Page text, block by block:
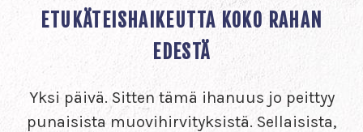
ETUKÄTEISHAIKEUTTA KOKO RAHAN
EDESTÄ
Yksi päivä. Sitten tämä ihanuus jo peittyy
punaisista muovihirvityksistä. Sellaisista,